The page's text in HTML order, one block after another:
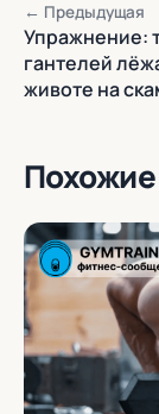
← Предыдущая
Упражнение:
гантелей
животе на
Похожие